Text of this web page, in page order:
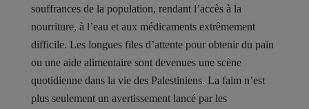
souffrances de la population, rendant l’accès à la
nourriture, à l’eau et aux médicaments extrêmement
difficile. Les longues files d’attente pour obtenir du pain
ou une aide alimentaire sont devenues une scène
quotidienne dans la vie des Palestiniens. La faim n’est
plus seulement un avertissement lancé par les